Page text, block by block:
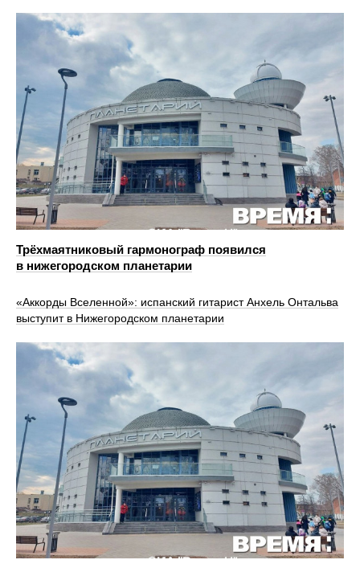
Трёхмаятниковый гармонограф появился
в нижегородском планетарии
«Аккорды Вселенной»: испанский гитарист Анхель Онтальва
выступит в Нижегородском планетарии